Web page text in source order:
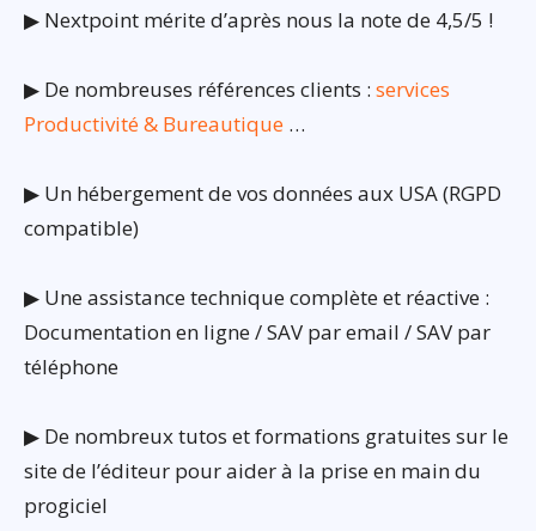
▶ Nextpoint mérite d’après nous la note de 4,5/5 !
▶ De nombreuses références clients : services
Productivité & Bureautique …
▶ Un hébergement de vos données aux USA (RGPD
compatible)
▶ Une assistance technique complète et réactive :
Documentation en ligne / SAV par email / SAV par
téléphone
▶ De nombreux tutos et formations gratuites sur le
site de l’éditeur pour aider à la prise en main du
progiciel